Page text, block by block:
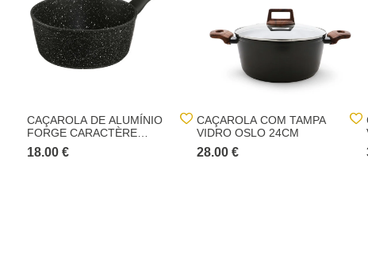
CAÇAROLA DE ALUMÍNIO
FORGE CARACTÈRE
20CM
18.00 €
CAÇAROLA COM TAMPA
VIDRO OSLO 24CM
28.00 €